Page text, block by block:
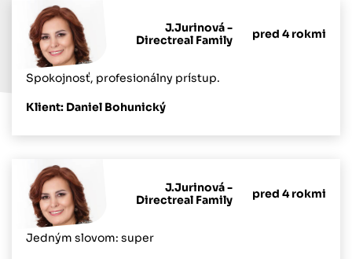
J.Jurinová -
Directreal Family
pred 4 rokmi
Spokojnosť, profesionálny prístup.
Klient: Daniel Bohunický
J.Jurinová -
Directreal Family
pred 4 rokmi
Jedným slovom: super